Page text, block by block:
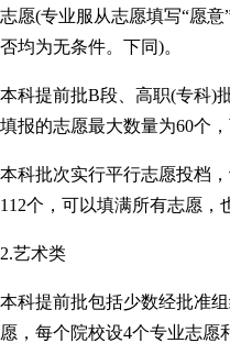
志愿(专业服从志愿填写“愿
否均为无条件。下同)。
本科提前批B段、高职(专科)
填报的志愿最大数量为60个
本科批次实行平行志愿投档
112个，可以填满所有志愿，
2.艺术类
本科提前批包括少数经批准
愿，每个院校设4个专业志愿